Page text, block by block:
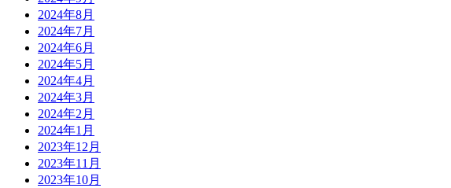
2024年8月
2024年7月
2024年6月
2024年5月
2024年4月
2024年3月
2024年2月
2024年1月
2023年12月
2023年11月
2023年10月